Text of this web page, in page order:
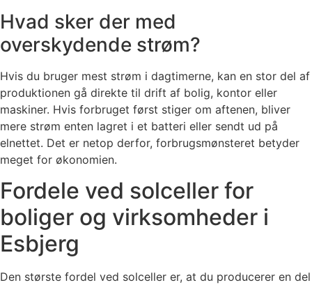
Hvad sker der med
overskydende strøm?
Hvis du bruger mest strøm i dagtimerne, kan en stor del af
produktionen gå direkte til drift af bolig, kontor eller
maskiner. Hvis forbruget først stiger om aftenen, bliver
mere strøm enten lagret i et batteri eller sendt ud på
elnettet. Det er netop derfor, forbrugsmønsteret betyder
meget for økonomien.
Fordele ved solceller for
boliger og virksomheder i
Esbjerg
Den største fordel ved solceller er, at du producerer en del